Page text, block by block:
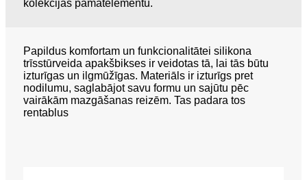
kolekcijas pamatelementu.
Papildus komfortam un funkcionalitātei silikona
trīsstūrveida apakšbikses ir veidotas tā, lai tās būtu
izturīgas un ilgmūžīgas. Materiāls ir izturīgs pret
nodilumu, saglabājot savu formu un sajūtu pēc
vairākām mazgāšanas reizēm. Tas padara tos
rentablus